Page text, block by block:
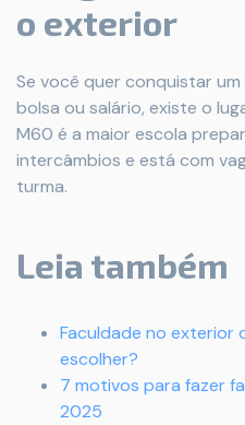
o exterior
Se você quer conquistar
bolsa ou salário, existe o
M60 é a maior escola
intercâmbios e está com
turma.
Leia também
Faculdade no exterior
escolher?
7 motivos para fazer
2025